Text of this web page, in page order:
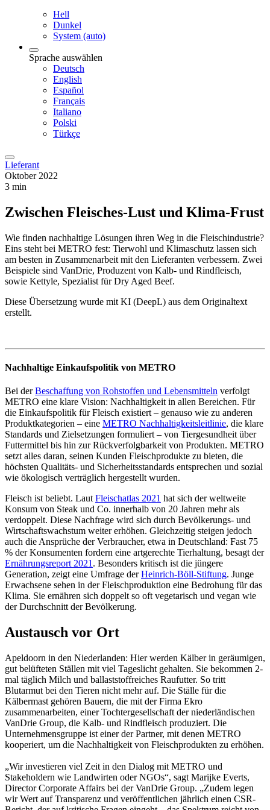
Hell
Dunkel
System (auto)
Sprache auswählen
Deutsch
English
Español
Français
Italiano
Polski
Türkçe
Lieferant
Oktober 2022
3 min
Zwischen Fleisches-Lust und Klima-Frust
Wie finden nachhaltige Lösungen ihren Weg in die Fleischindustrie?
Eins steht bei METRO fest: Tierwohl und Klimaschutz lassen sich
am besten in Zusammenarbeit mit den Lieferanten verbessern. Zwei
Beispiele sind VanDrie, Produzent von Kalb- und Rindfleisch,
sowie Kettyle, Spezialist für Dry Aged Beef.
Diese Übersetzung wurde mit KI (DeepL) aus dem Originaltext
erstellt.
Nachhaltige Einkaufspolitik von METRO
Bei derBeschaffung von Rohstoffen und Lebensmitteln verfolgt
METRO eine klare Vision: Nachhaltigkeit in allen Bereichen. Für
die Einkaufspolitik für Fleisch existiert – genauso wie zu anderen
Produktkategorien – eine METRO Nachhaltigkeitsleitlinie, die klare
Standards und Zielsetzungen formuliert – von Tiergesundheit über
Futtermittel bis hin zur Rückverfolgbarkeit von Produkten. METRO
setzt alles daran, seinen Kunden Fleischprodukte zu bieten, die
höchsten Qualitäts- und Sicherheitsstandards entsprechen und sozial
wie ökologisch verträglich hergestellt wurden.
Fleisch ist beliebt. Laut Fleischatlas 2021 hat sich der weltweite
Konsum von Steak und Co. innerhalb von 20 Jahren mehr als
verdoppelt. Diese Nachfrage wird sich durch Bevölkerungs- und
Wirtschaftswachstum weiter erhöhen. Gleichzeitig steigen jedoch
auch die Ansprüche der Verbraucher, etwa in Deutschland: Fast 75
% der Konsumenten fordern eine artgerechte Tierhaltung, besagt der
Ernährungsreport 2021 . Besonders kritisch ist die jüngere
Generation, zeigt eine Umfrage derHeinrich-Böll-Stiftung. Junge
Erwachsene sehen in der Fleischproduktion eine Bedrohung für das
Klima. Sie ernähren sich doppelt so oft vegetarisch und vegan wie
der Durchschnitt der Bevölkerung.
Austausch vor Ort
Apeldoorn in den Niederlanden: Hier werden Kälber in geräumigen,
gut belüfteten Ställen mit viel Tageslicht gehalten. Sie bekommen 2-
mal täglich Milch und ballaststoffreiches Raufutter. So tritt
Blutarmut bei den Tieren nicht mehr auf. Die Ställe für die
Kälbermast gehören Bauern, die mit der Firma Ekro
zusammenarbeiten, einer Tochtergesellschaft der niederländischen
VanDrie Group, die Kalb- und Rindfleisch produziert. Die
Unternehmensgruppe ist einer der Partner, mit denen METRO
kooperiert, um die Nachhaltigkeit von Fleischprodukten zu erhöhen.
„Wir investieren viel Zeit in den Dialog mit METRO und
Stakeholdern wie Landwirten oder NGOs“, sagt Marijke Everts,
Director Corporate Affairs bei der VanDrie Group. „Zudem legen
wir Wert auf Transparenz und veröffentlichen jährlich einen CSR-